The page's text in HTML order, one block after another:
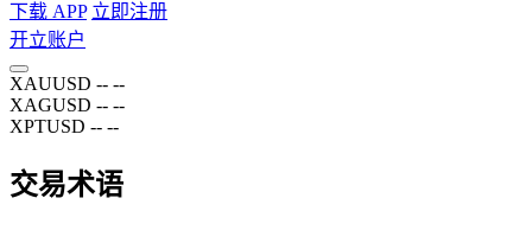
下载 APP 立即注册
开立账户
XAUUSD -- --
XAGUSD -- --
XPTUSD -- --
交易术语